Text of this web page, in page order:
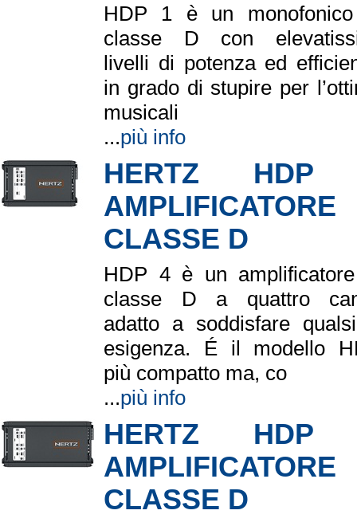
HDP 1 è un
classe D con
livelli di potenza ed
in grado di stupire per
musicali
...più info
HERTZ HDP
AMPLIFICATORE
CLASSE D
HDP 4 è un
classe D a quattro
adatto a soddisfare
esigenza. É il modello
più compatto ma, co
...più info
HERTZ HDP
AMPLIFICATORE
CLASSE D